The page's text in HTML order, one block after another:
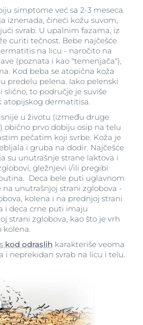
simptome već sa 2-3 meseca.
iznenada, čineći kožu suvom,
svrab. U upalnim fazama, iz
curiti tečnost. Bebe najčešće
na licu - naročito na
(poznata i kao "temenjača"),
Kod beba se atopična koža
predelu pelena. Iako pelenski
slično, to područje je suviše
atopijskog dermatitisa.
u životu (između druge
obično prvo dobiju osip na telu
pečatim koji svrbe. Koža je
i gruba na dodir. Najčešće
su unutrašnje strane laktova i
gležnjevi i/ili pregibi
Deca bele puti uglavnom
unutrašnjoj strani zglobova -
kolena i na prednjoj strani
i deca crne puti imaju
strani zglobova, kao što je vrh
kolena.
kod odraslih karakteriše veoma
i neprekidan svrab na licu i telu.